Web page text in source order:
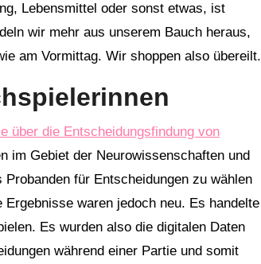
Lebensmittel oder sonst etwas, ist
wir mehr aus unserem Bauch heraus,
am Vormittag. Wir shoppen also übereilt.
über die Entscheidungsfindung von
im Gebiet der Neurowissenschaften und
für Entscheidungen zu wählen
waren jedoch neu. Es handelte
Es wurden also die digitalen Daten
während einer Partie und somit